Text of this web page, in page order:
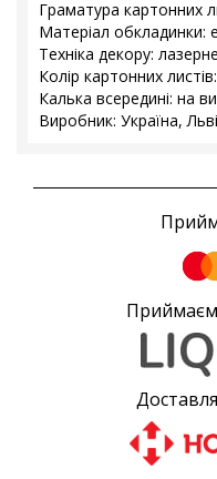
Граматура картонних
Матеріал обкладинки:
Техніка декору:
Колір картонних
Калька всередині: на
Виробник: Україна,